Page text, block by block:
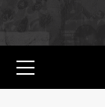
principale